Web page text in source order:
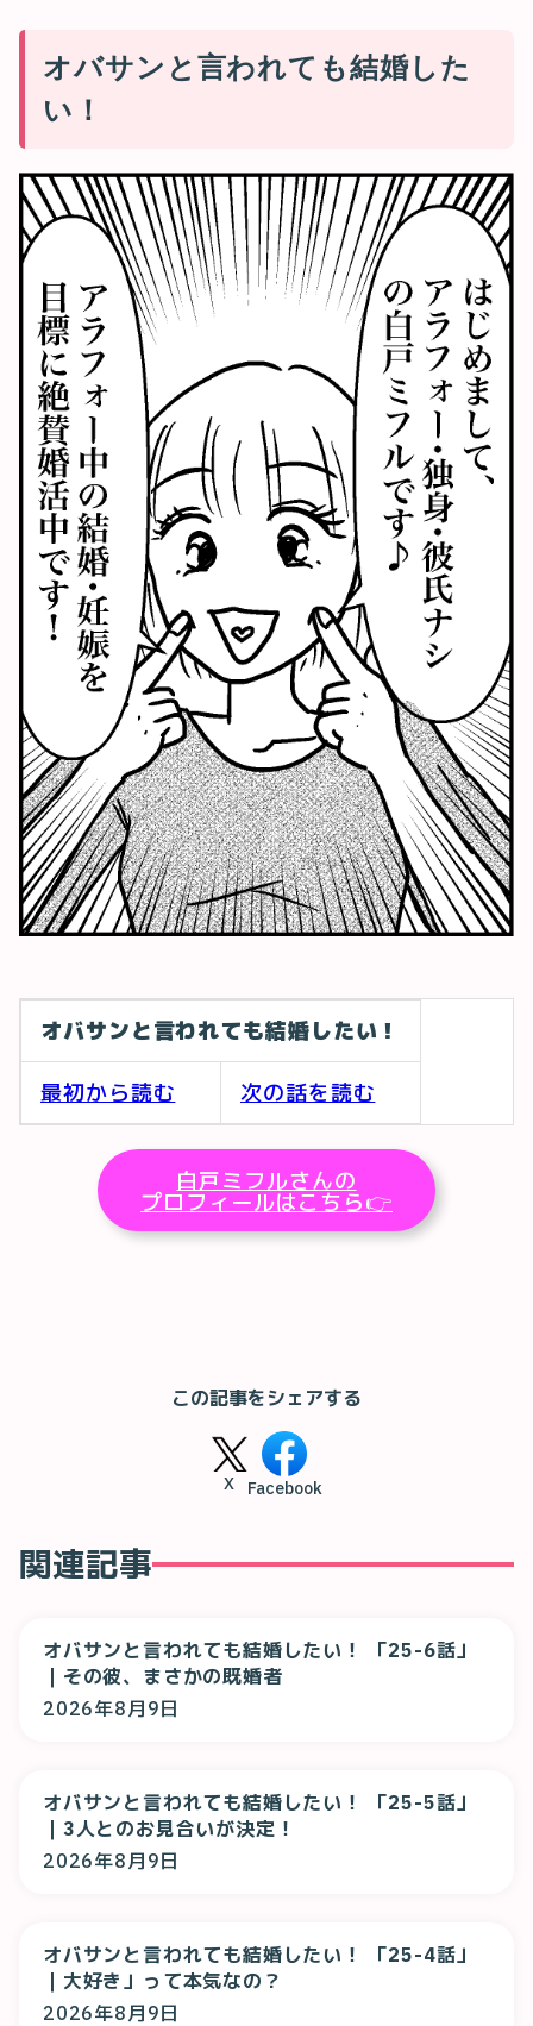
オバサンと言われても結婚した
い！
オバサンと言われても結婚したい！
最初から読む 次の話を読む
白戸ミフルさんの
プロフィールはこちら👉
この記事をシェアする
X Facebook
関連記事
オバサンと言われても結婚したい！ 「25-6話」
｜その彼、まさかの既婚者
2026年8月9日
オバサンと言われても結婚したい！ 「25-5話」
｜3人とのお見合いが決定！
2026年8月9日
オバサンと言われても結婚したい！ 「25-4話」
｜大好き」って本気なの？
2026年8月9日